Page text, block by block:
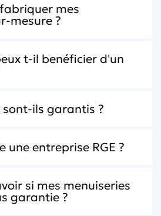
mes
mesure ?
t-il benéficier d'un
ils garantis ?
une entreprise RGE ?
si mes menuiseries
garantie ?